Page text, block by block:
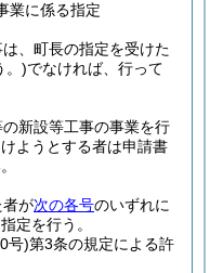
業に係る指定
、町長の指定を受けた
。)でなければ、行って
新設等工事の事業を行
ようとする者は申請書
者が次の各号のいずれに
定を行う。
号)第3条の規定による許